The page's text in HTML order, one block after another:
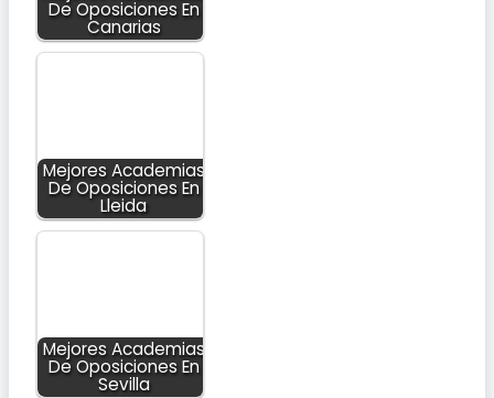
De Oposiciones En
Canarias
Mejores Academias
De Oposiciones En
Lleida
Mejores Academias
De Oposiciones En
Sevilla